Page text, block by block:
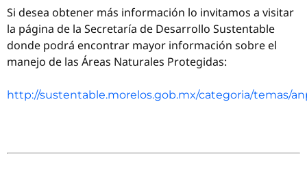
Si desea obtener más información lo invitamos a visitar
la página de la Secretaría de Desarrollo Sustentable
donde podrá encontrar mayor información sobre el
manejo de las Áreas Naturales Protegidas:
http://sustentable.morelos.gob.mx/categoria/temas/